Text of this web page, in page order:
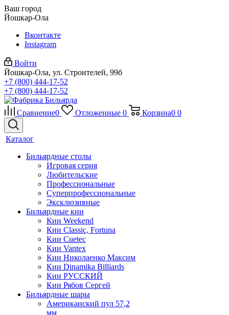
Ваш город
Йошкар-Ола
Вконтакте
Instagram
Войти
Йошкар-Ола, ул. Строителей, 99б
+7 (800) 444-17-52
+7 (800) 444-17-52
Сравнение0 Отложенные 0 Корзина0 0
Каталог
Бильярдные столы
Игровая серия
Любительские
Профессиональные
Суперпрофессиональные
Эксклюзивные
Бильярдные кии
Кии Weekend
Кии Classic, Fortuna
Кии Cuetec
Кии Vantex
Кии Николаенко Максим
Кии Dinamika Billiards
Кии РУССКИЙ
Кии Рябов Сергей
Бильярдные шары
Американский пул 57,2
мм